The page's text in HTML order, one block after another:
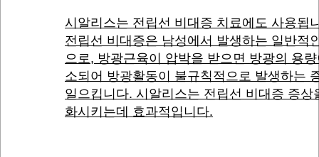
시알리스는 전립선 비대증 치료에도 사용됩
전립선 비대증은 남성에서 발생하는 일반적
으로, 방광근육이 압박을 받으면 방광의 용
소되어 방광활동이 불규칙적으로 발생하는
일으킵니다. 시알리스는 전립선 비대증 증상
화시키는데 효과적입니다.